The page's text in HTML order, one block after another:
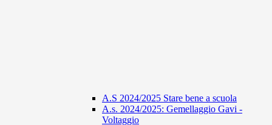
A.S 2024/2025 Stare bene a scuola
A.s. 2024/2025: Gemellaggio Gavi -
Voltaggio